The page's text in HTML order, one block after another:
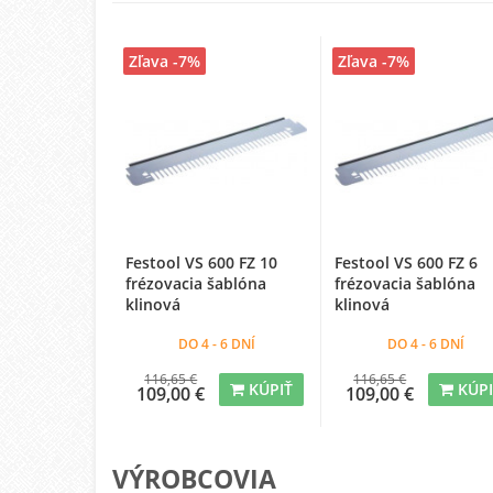
Festool VS 600 FZ 10
frézovacia šablóna
klinová
DO 4 - 6 DNÍ
116,65 €
109,00 € KÚPIŤ
Zľava -7%
Festool VS 600 FZ 6
frézovacia šablóna
klinová
DO 4 - 6 DNÍ
116,65 €
109,00 €
Zľava -7%
VÝROBCOVIA